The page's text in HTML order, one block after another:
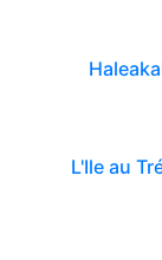
L'Ile au